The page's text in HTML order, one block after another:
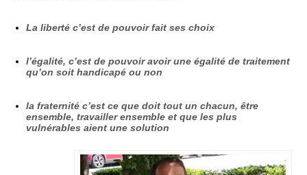
La liberté c’est de pouvoir fait ses choix
l’égalité, c’est de pouvoir avoir une égalité de traitement
qu’on soit handicapé ou non
la fraternité c’est ce que doit tout un chacun, être
ensemble, travailler ensemble et que les plus
vulnérables aient une solution